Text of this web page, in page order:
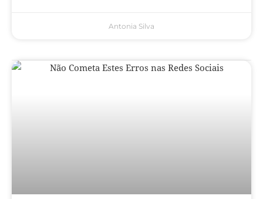
Antonia Silva